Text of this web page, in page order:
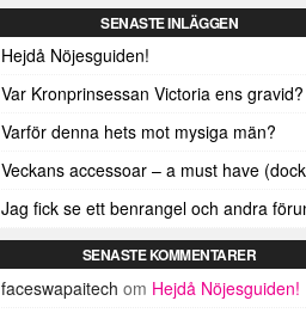
SENASTE INLÄGGEN
Hejdå Nöjesguiden!
Var Kronprinsessan Victoria ens gravid?
Varför denna hets mot mysiga män?
SENASTE KOMMENTARER
faceswapaitech om Hejdå Nöjesguiden!